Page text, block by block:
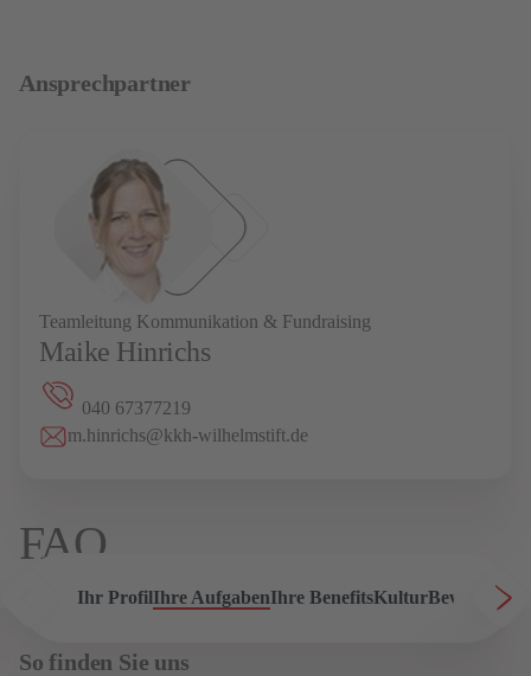
Ihr ProfilIhre AufgabenIhre BenefitsKulturBewerbung
Ansprechpartner
Teamleitung Kommunikation & Fundraising
Maike Hinrichs
040 67377219
m.hinrichs@kkh-wilhelmstift.de
FAQ
So finden Sie uns